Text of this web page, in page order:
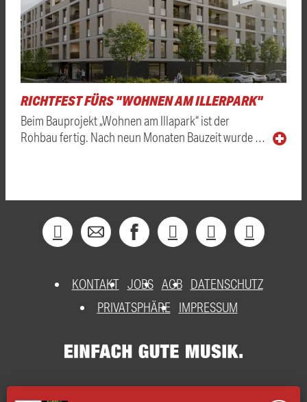
RICHTFEST FÜRS "WOHNEN AM ILLERPARK"
Beim Bauprojekt „Wohnen am Illapark“ ist der
Rohbau fertig. Nach neun Monaten Bauzeit wurde …
KONTAKT JOBS AGB DATENSCHUTZ
PRIVATSPHÄRE
IMPRESSUM